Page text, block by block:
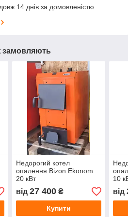
14 днів за домовленістю
замовляють
Недорогий котел
опалення Bizon Ekonom
20 кВт
від 27 400₴
Купити
10
від